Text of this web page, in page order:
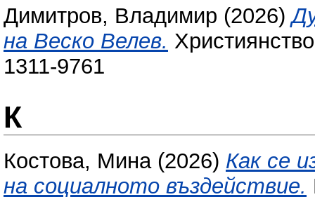
Димитров, Владимир (2026)
на Веско Велев.
1311-9761
К
Костова, Мина(2026) Как се
на социалното въздействие.